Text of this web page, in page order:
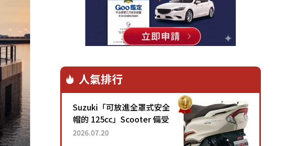
人氣排行
Suzuki「可放進全罩式安全
帽的 125cc」Scooter 備受
矚目！採用全新流線設計與
2026.07.20